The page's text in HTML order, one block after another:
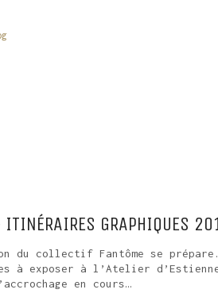
GRAPHIQUES
du collectif Fantôme se
à exposer à l’Atelier
en cours…